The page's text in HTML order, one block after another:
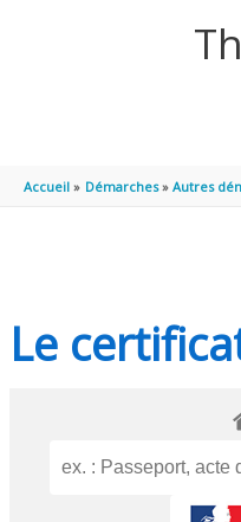
Accueil Démarches Autres
Le